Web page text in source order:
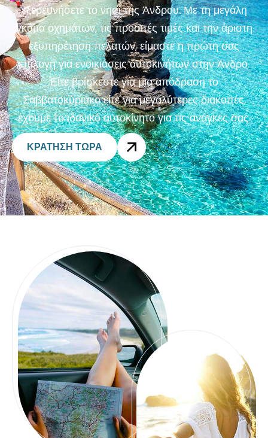
εξερευνήσετε το νησί της Άνδρου. Με τη μεγάλη
γκάμα οχημάτων, τις προσιτές τιμές και την άριστη
εξυπηρέτηση πελατών, είμαστε η πρώτη σας
επιλογή για ενοικιάσεις αυτοκινήτων στην Άνδρο.
Είτε βρίσκεστε για μια απόδραση το
Σαββατοκύριακο είτε για μεγαλύτερες διακοπές,
έχουμε το ιδανικό αυτοκίνητο για τις ανάγκες σας.
ΚΡΑΤΗΣΗ ΤΩΡΑ